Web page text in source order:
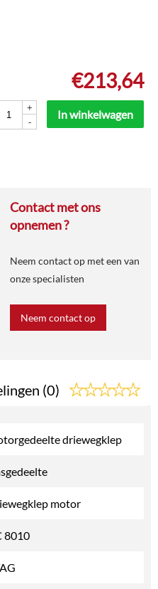
€213,64
+
-
In winkelwagen
Contact met ons
opnemen ?
Neem contact op met een van
onze specialisten
Neem contact op
(0)
driewegklep
motor
8010